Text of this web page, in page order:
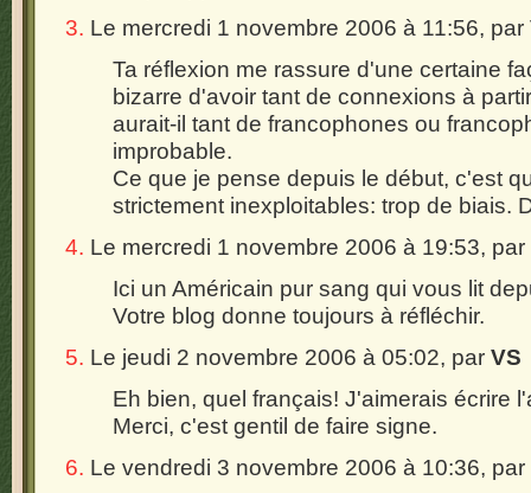
3. Le mercredi 1 novembre 2006 à 11:56, par
Ta réflexion me rassure d'une certaine
bizarre d'avoir tant de connexions à
aurait-il tant de francophones ou
improbable.
Ce que je pense depuis le début, c'est
strictement inexploitables: trop de biais.
4. Le mercredi 1 novembre 2006 à 19:53, par
Ici un Américain pur sang qui vous lit
Votre blog donne toujours à réfléchir.
5. Le jeudi 2 novembre 2006 à 05:02, par VS
Eh bien, quel français! J'aimerais écrire
Merci, c'est gentil de faire signe.
6. Le vendredi 3 novembre 2006 à 10:36, par